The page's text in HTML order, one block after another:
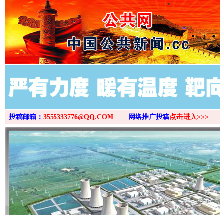
>
投稿邮箱： 3555333776@QQ.COM 网络推广投稿点击进入>>>